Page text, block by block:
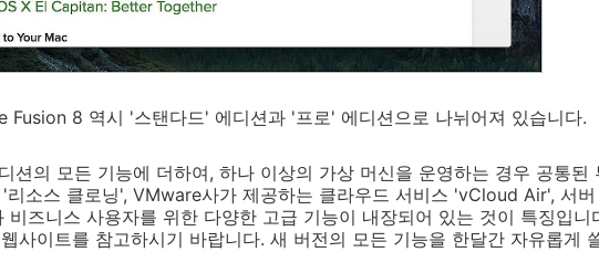
Fusion 8 역시 '스탠다드' 에디션과 '프로' 에디션으로 나뉘어져 있습니다.
션의 모든 기능에 더하여, 하나 이상의 가상 머신을 운영하는 경우 공통된
소스 클로닝', VMware사가 제공하는 클라우드 서비스 'vCloud Air', 서버
즈니스 사용자를 위한 다양한 고급 기능이 내장되어 있는 것이 특징입니
사이트를 참고하시기 바랍니다. 새 버전의 모든 기능을 한달간 자유롭게